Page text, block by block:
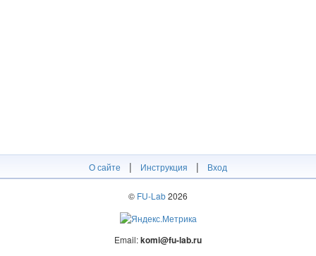
О сайте | Инструкция | Вход
© FU-Lab2026
Email:komi@fu-lab.ru